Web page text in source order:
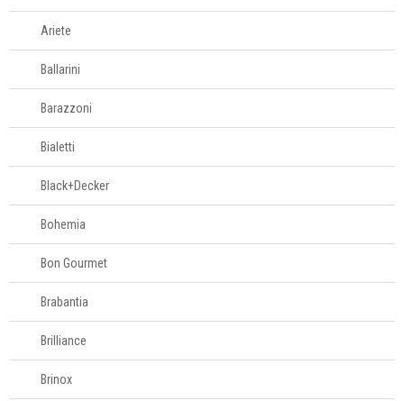
batatas
formas
Balanças
Batedores
Batedores de
carne
Boleadores
Bowls
Centrífugas
Colheres para
servir
Conchas
Cortadores
Cozi-vapore
Descascadores
Ariete
Ballarini
Barazzoni
Bialetti
Black+Decker
Bohemia
Bon Gourmet
Brabantia
Brilliance
Brinox